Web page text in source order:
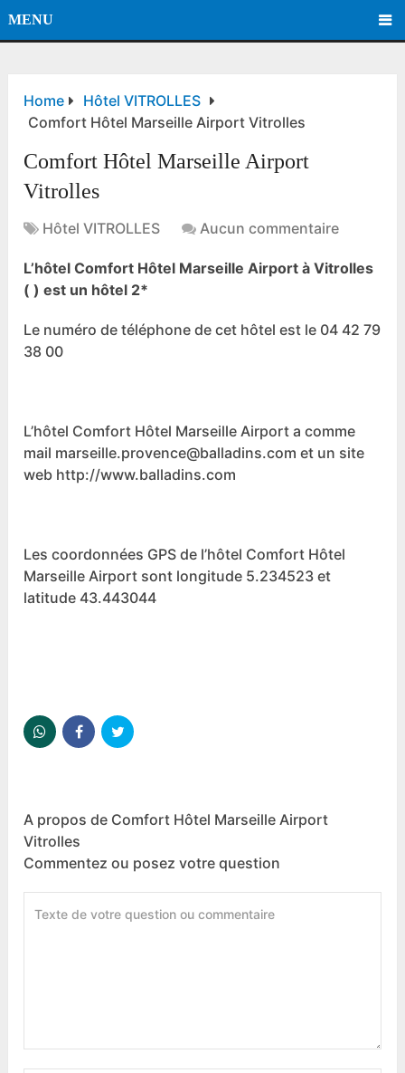
MENU
Home
Hôtel VITROLLES
Comfort Hôtel Marseille Airport Vitrolles
Comfort Hôtel Marseille Airport
Vitrolles
Hôtel VITROLLES Aucun commentaire
L’hôtel Comfort Hôtel Marseille Airport à Vitrolles
( ) est un hôtel 2*
Le numéro de téléphone de cet hôtel est le 04 42 79
38 00
L’hôtel Comfort Hôtel Marseille Airport a comme
mail marseille.provence@balladins.com et un site
web http://www.balladins.com
Les coordonnées GPS de l’hôtel Comfort Hôtel
Marseille Airport sont longitude 5.234523 et
latitude 43.443044
A propos de Comfort Hôtel Marseille Airport
Vitrolles
Commentez ou posez votre question